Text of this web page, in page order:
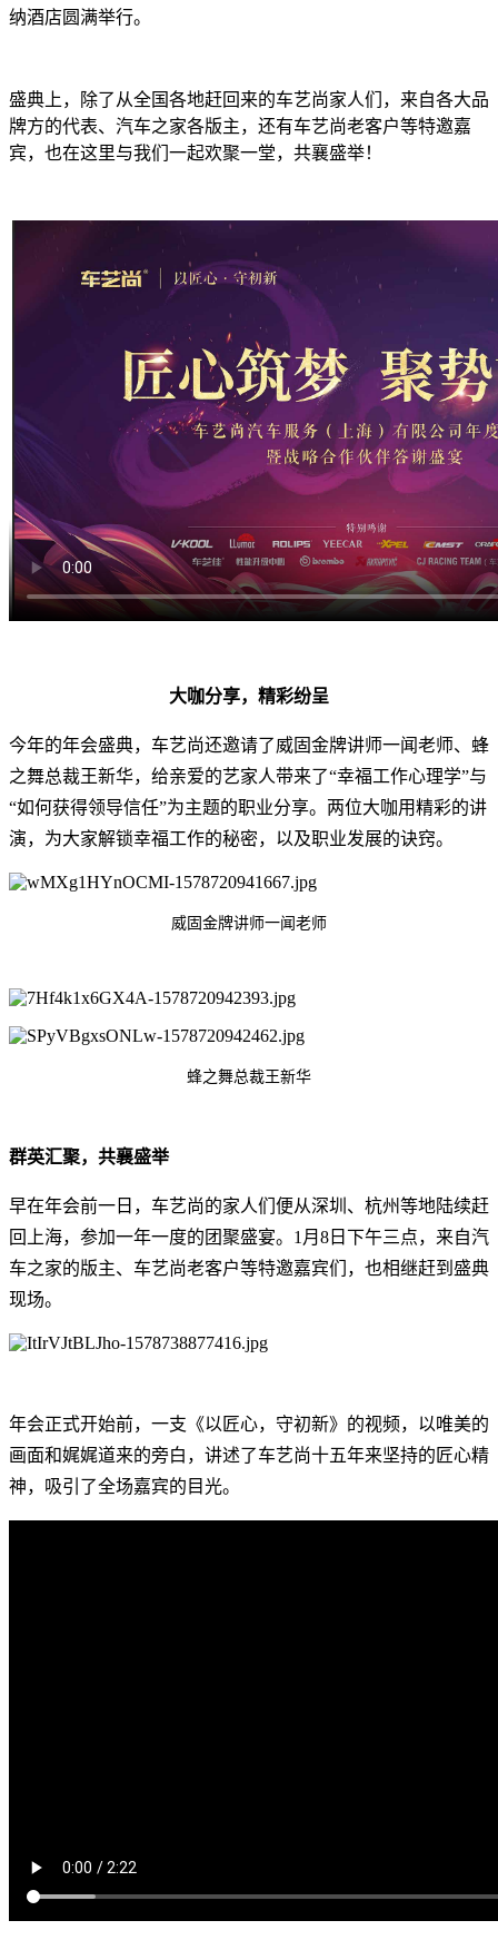
纳酒店圆满举行。
盛典上，除了从全国各地赶回来的车艺尚家人们，来自各大品
牌方的代表、汽车之家各版主，还有车艺尚老客户等特邀嘉
宾，也在这里与我们一起欢聚一堂，共襄盛举！
大咖分享，精彩纷呈
今年的年会盛典，车艺尚还邀请了威固金牌讲师一闻老师、蜂
之舞总裁王新华，给亲爱的艺家人带来了“幸福工作心理学”与
“如何获得领导信任”为主题的职业分享。两位大咖用精彩的讲
演，为大家解锁幸福工作的秘密，以及职业发展的诀窍。
威固金牌讲师一闻老师
蜂之舞总裁王新华
群英汇聚，共襄盛举
早在年会前一日，车艺尚的家人们便从深圳、杭州等地陆续赶
回上海，参加一年一度的团聚盛宴。1月8日下午三点，来自汽
车之家的版主、车艺尚老客户等特邀嘉宾们，也相继赶到盛典
现场。
年会正式开始前，一支《以匠心，守初新》的视频，以唯美的
画面和娓娓道来的旁白，讲述了车艺尚十五年来坚持的匠心精
神，吸引了全场嘉宾的目光。